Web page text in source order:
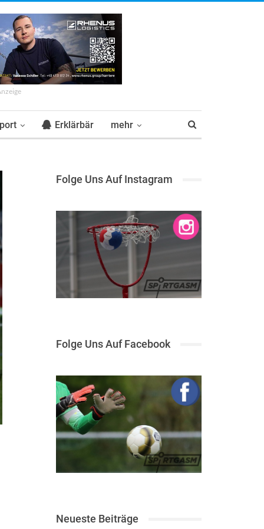
Erklärbär mehr
Folge Uns Auf Instagram
Folge Uns Auf Facebook
Neueste Beiträge